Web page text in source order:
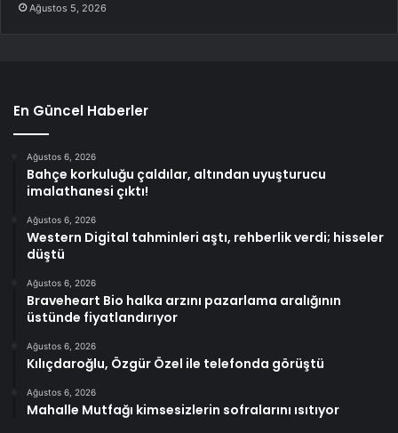
Ağustos 5, 2026
En Güncel Haberler
Ağustos 6, 2026
Bahçe korkuluğu çaldılar, altından uyuşturucu
imalathanesi çıktı!
Ağustos 6, 2026
Western Digital tahminleri aştı, rehberlik verdi; hisseler
düştü
Ağustos 6, 2026
Braveheart Bio halka arzını pazarlama aralığının
üstünde fiyatlandırıyor
Ağustos 6, 2026
Kılıçdaroğlu, Özgür Özel ile telefonda görüştü
Ağustos 6, 2026
Mahalle Mutfağı kimsesizlerin sofralarını ısıtıyor